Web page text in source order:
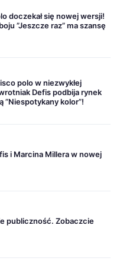
doczekał się nowej wersji!
”Jeszcze raz” ma szansę
polo w niezwykłej
Defis podbija rynek
”Niespotykany kolor”!
i Marcina Millera w nowej
publiczność. Zobaczcie